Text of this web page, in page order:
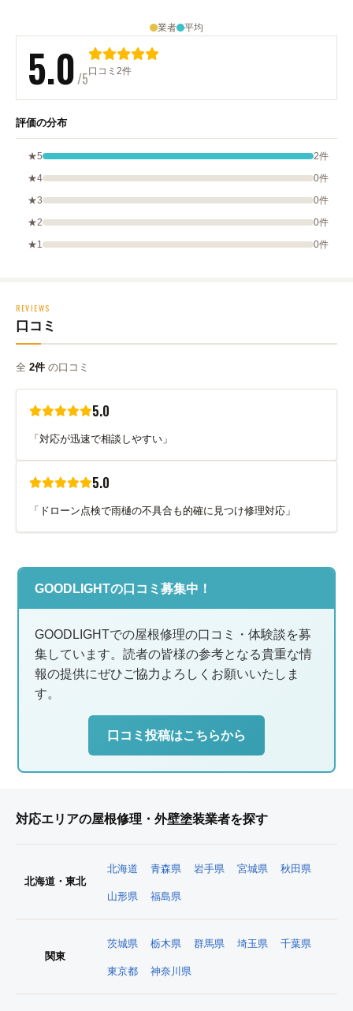
業者 平均
5.0 /5口コミ2件
評価の分布
★5
2件
★4
0件
★3
0件
★2
0件
★1
0件
REVIEWS
口コミ
全 2件 の口コミ
5.0
「対応が迅速で相談しやすい」
5.0
「ドローン点検で雨樋の不具合も的確に見つけ修理対応」
GOODLIGHTの口コミ募集中！
GOODLIGHTでの屋根修理の口コミ・体験談を募
集しています。読者の皆様の参考となる貴重な情
報の提供にぜひご協力よろしくお願いいたしま
す。
口コミ投稿はこちらから
対応エリアの屋根修理・外壁塗装業者を探す
北海道・東北
北海道 青森県 岩手県 宮城県 秋田県
山形県 福島県
関東
茨城県 栃木県 群馬県 埼玉県 千葉県
東京都 神奈川県